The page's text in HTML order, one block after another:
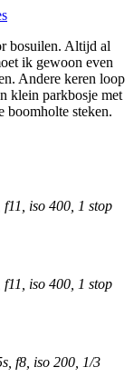
bosuilen. Altijd al
ik gewoon even
Andere keren loop
klein parkbosje met
boomholte steken.
iso 400, 1 stop
iso 400, 1 stop
f8, iso 200, 1/3